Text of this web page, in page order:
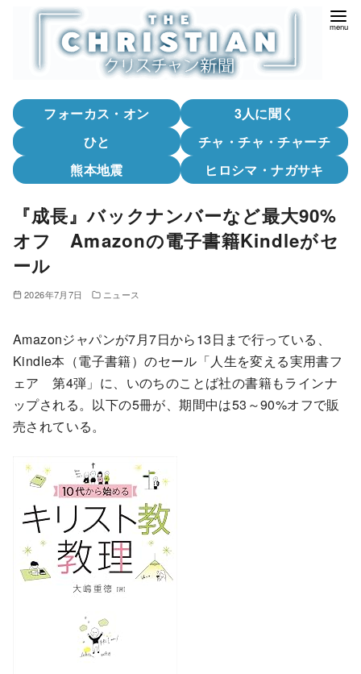
フォーカス・オン
3人に聞く
ひと
チャ・チャ・チャーチ
熊本地震
ヒロシマ・ナガサキ
『成長』バックナンバーなど最大90%
オフ Amazonの電子書籍Kindleがセ
ール
2026年7月7日 ニュース
Amazonジャパンが7月7日から13日まで行っている、
Kindle本（電子書籍）のセール「人生を変える実用書フ
ェア 第4弾」に、いのちのことば社の書籍もラインナ
ップされる。以下の5冊が、期間中は53～90%オフで販
売されている。